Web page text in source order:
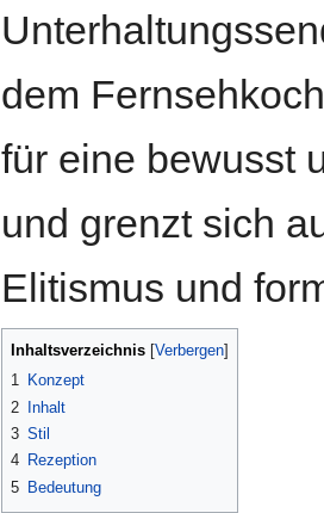
dem
für eine bewusst
und grenzt sich
Elitismus und
Inhaltsverzeichnis
1 Konzept
2
Inhalt
3 Stil
4 Rezeption
5 Bedeutung